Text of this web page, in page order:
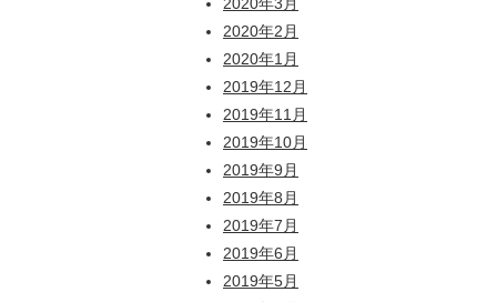
2020年3月
2020年2月
2020年1月
2019年12月
2019年11月
2019年10月
2019年9月
2019年8月
2019年7月
2019年6月
2019年5月